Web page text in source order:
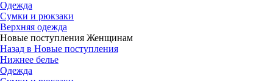
Одежда
Сумки и рюкзаки
Верхняя одежда
Новые поступления Женщинам
Назад в Новые поступления
Нижнее белье
Одежда